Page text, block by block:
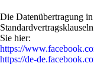
Die Datenübertragung
Sie hier:
https://
https://de-